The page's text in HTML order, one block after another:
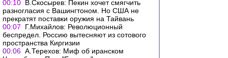
00:10 В.Скосырев: Пекин хочет смягчить
разногласия с Вашингтоном. Но США не
прекратят поставки оружия на Тайвань
00:07
Г.Михайлов: Революционный
беспредел. Россию вытесняют из сотового
пространства Киргизии
00:06 А.Терехов: Миф об иранском